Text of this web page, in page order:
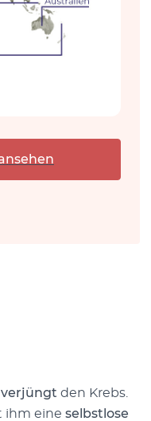
den Krebs.
ihm eine selbstlose